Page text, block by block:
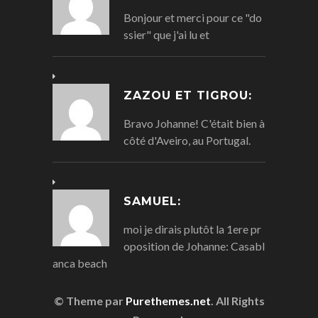
Bonjour et merci pour ce "do
ssier" que j'ai lu et
ZAZOU ET TIGROU:
Bravo Johanne! C'était bien à
côté d'Aveiro, au Portugal.
SAMUEL:
moi je dirais plutôt la 1ere pr
oposition de Johanne: Casabl
anca beach
© Theme par Purethemes.net. All Rights